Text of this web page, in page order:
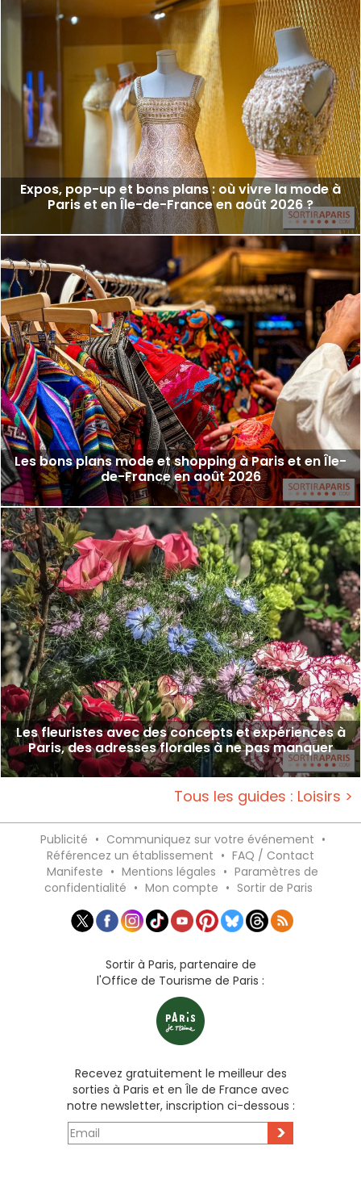
Expos, pop-up et bons plans : où vivre la mode à
Paris et en Île-de-France en août 2026 ?
Les bons plans mode et shopping à Paris et en Île-
de-France en août 2026
Les fleuristes avec des concepts et expériences à
Paris, des adresses florales à ne pas manquer
Tous les guides : Loisirs >
Publicité • Communiquez sur votre événement •
Référencez un établissement • FAQ / Contact
Manifeste • Mentions légales • Paramètres de
confidentialité • Mon compte • Sortir de Paris
Sortir à Paris, partenaire de
l'Office de Tourisme de Paris :
Recevez gratuitement le meilleur des
sorties à Paris et en Île de France avec
notre newsletter, inscription ci-dessous :
>